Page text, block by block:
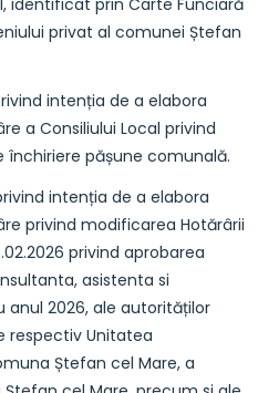
identificat prin Carte Funciară
privat al comunei Ștefan
intenția de a elabora
a Consiliului Local privind
pășune comunală.
intenția de a elabora
privind modificarea Hotărârii
privind aprobarea
asistenta si
2026, ale autorităților
respectiv Unitatea
Ștefan cel Mare, a